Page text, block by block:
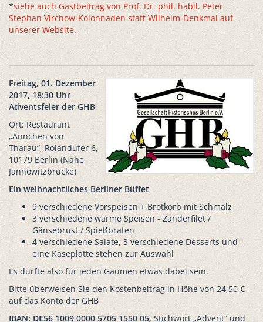
*siehe auch Gastbeitrag von Prof. Dr. phil. habil. Peter
Stephan Virchow-Kolonnaden statt Wilhelm-Denkmal auf
unserer Website.
Freitag, 01. Dezember
2017, 18:30 Uhr
Adventsfeier der GHB
Ort: Restaurant
„Ännchen von
Tharau“, Rolandufer 6,
10179 Berlin (Nähe
Jannowitzbrücke)
Ein weihnachtliches Berliner Büffet
9 verschiedene Vorspeisen + Brotkorb mit Schmalz
3 verschiedene warme Speisen - Zanderfilet /
Gänsebrust / Spießbraten
4 verschiedene Salate, 3 verschiedene Desserts und
eine Käseplatte stehen zur Auswahl
Es dürfte also für jeden Gaumen etwas dabei sein.
Bitte überweisen Sie den Kostenbeitrag in Höhe von 24,50 €
auf das Konto der GHB
IBAN: DE56 1009 0000 5705 1550 05, Stichwort „Advent“ und